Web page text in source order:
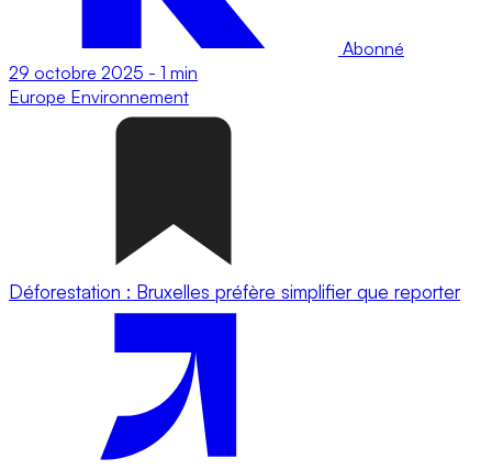
Abonné
29 octobre 2025 - 1 min
Europe Environnement
Déforestation : Bruxelles préfère simplifier que reporter